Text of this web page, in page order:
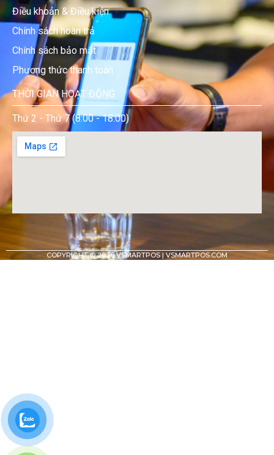
Điều khoản & Điều kiện
Chính sách hoàn trả
Chính sách bảo mật
Phương thức thanh toán
THỜI GIAN HOẠT ĐỘNG
Thứ 2 - Thứ 7 (8:00 - 18:00)
COPYRIGHT © 2026VSMARTPOS | VSMARTPOS.COM